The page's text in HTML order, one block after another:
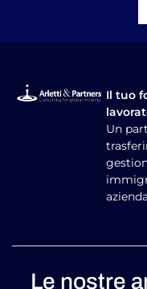
Il tuo
Un
Le nostre